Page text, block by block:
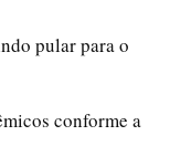
pular para o
conforme a